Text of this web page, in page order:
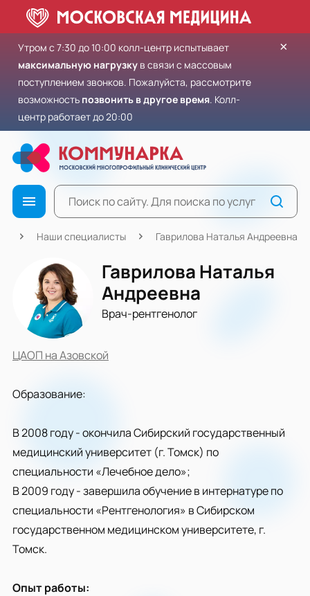
Утром с 7:30 до 10:00 колл-центр испытывает
максимальную нагрузку в связи с массовым
поступлением звонков. Пожалуйста, рассмотрите
возможность позвонить в другое время. Колл-
центр работает до 20:00
×
Наши специалисты Гаврилова Наталья Андреевна
Гаврилова Наталья
Андреевна
Врач-рентгенолог
ЦАОП на Азовской
Образование:
В 2008 году - окончила Сибирский государственный
медицинский университет (г. Томск) по
специальности «Лечебное дело»;
В 2009 году - завершила обучение в интернатуре по
специальности «Рентгенология» в Сибирском
государственном медицинском университете, г.
Томск.
Опыт работы: